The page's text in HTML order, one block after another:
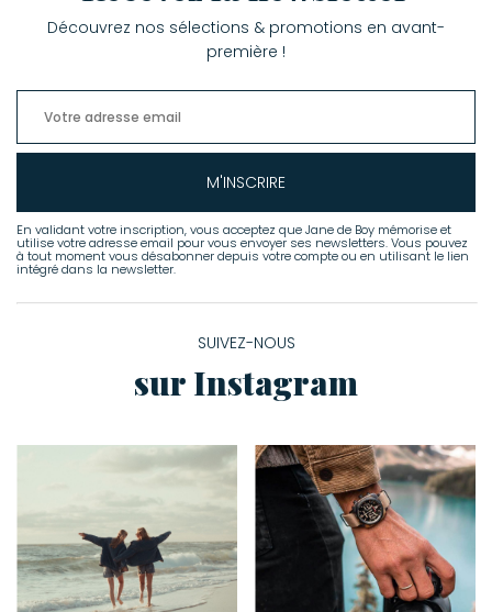
Découvrez nos sélections & promotions en avant-
première !
M'INSCRIRE
En validant votre inscription, vous acceptez que Jane de Boy mémorise et
utilise votre adresse email pour vous envoyer ses newsletters. Vous pouvez
à tout moment vous désabonner depuis votre compte ou en utilisant le lien
intégré dans la newsletter.
SUIVEZ-NOUS
sur Instagram